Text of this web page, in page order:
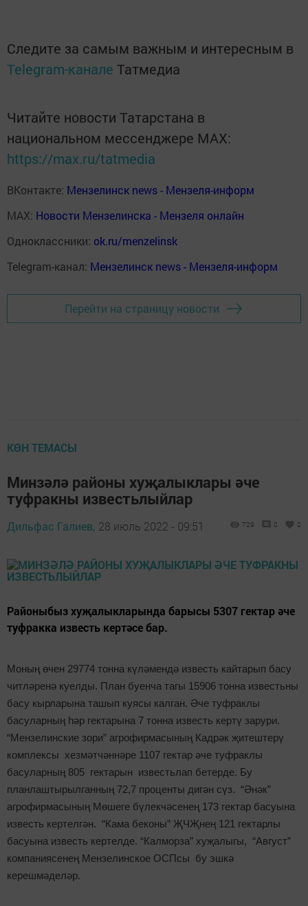
Следите за самым важным и интересным в
Telegram-канале Татмедиа
Читайте новости Татарстана в
национальном мессенджере MАХ:
https://max.ru/tatmedia
ВКонтакте: Мензелинск news - Мензеля-информ
MAX: Новости Мензелинска - Мензеля онлайн
Одноклассники: ok.ru/menzelinsk
Telegram-канал: Мензелинск news - Мензеля-информ
Перейти на страницу новости
КӨН ТЕМАСЫ
Минзәлә районы хуҗалыклары әче
туфракны известьлыйлар
Дильфас Галиев, 28 июль 2022 - 09:51 729 0 0
Районыбыз хуҗалыкларында барысы 5307 гектар әче
туфракка известь кертәсе бар.
Моның өчен 29774 тонна күләмендә известь кайтарып басу
читләренә куелды. План буенча тагы 15906 тонна известьны
басу кырларына ташып куясы калган. Әче туфраклы
басуларның һәр гектарына 7 тонна известь кертү зарури.
“Мензелинские зори” агрофирмасының Кадрәк җитештерү
комплексы хезмәтчәннәре 1107 гектар әче туфраклы
басуларның 805 гектарын известьлап бетерде. Бу
планлаштырылганның 72,7 проценты дигән сүз. “Әнәк”
агрофирмасының Мөшеге бүлекчәсенең 173 гектар басуына
известь кертелгән. “Кама беконы” ҖЧҖнең 121 гектарлы
басуына известь кертелде. “Калморза” хуҗалыгы, “Август”
компаниясенең Мензелинское ОСПсы бу эшкә
керешмәделәр.